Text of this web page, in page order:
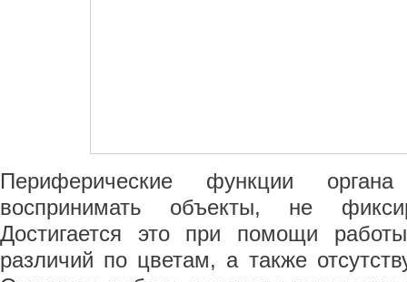
Периферические функции
воспринимать объекты, не
Достигается это при помощи
различий по цветам, а также